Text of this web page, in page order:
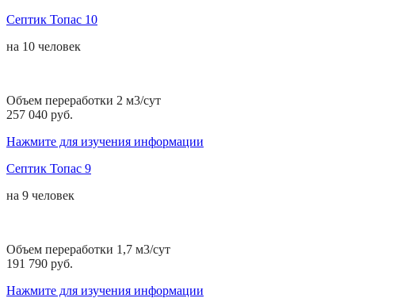
Септик Топас 10
на 10 человек
Объем переработки 2 м3/сут
257 040 руб.
Нажмите для изучения информации
Септик Топас 9
на 9 человек
Объем переработки 1,7 м3/сут
191 790 руб.
Нажмите для изучения информации